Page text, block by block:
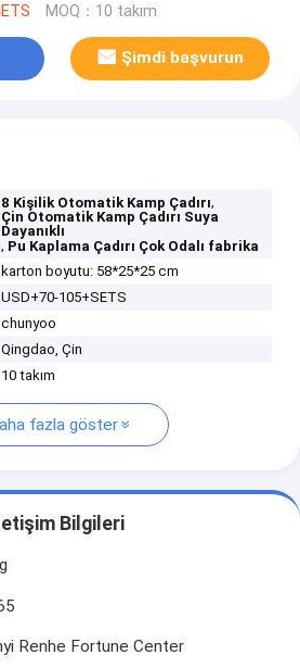
MOQ：10 takım
Şimdi başvurun
8 Kişilik Otomatik Kamp Çadırı,
Çin Otomatik Kamp Çadırı Suya
Dayanıklı
, Pu Kaplama Çadırı Çok Odalı fabrika
karton boyutu: 58*25*25 cm
USD+70-105+SETS
chunyoo
Qingdao, Çin
10 takım
fazla göster
İletişim Bilgileri
Renhe Fortune Center